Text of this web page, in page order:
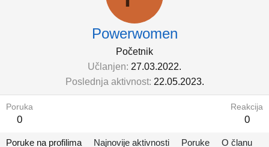
Powerwomen
Početnik
Učlanjen 27.03.2022.
Poslednja aktivnost 22.05.2023.
Poruka
0
Reakcija
0
Poruke na profilima Najnovije aktivnosti Poruke O članu